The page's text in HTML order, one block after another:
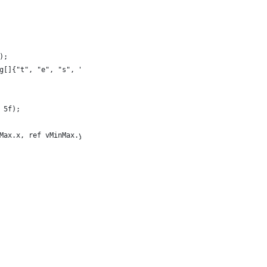
"e", "s", "t"}, new int[]{1, 3, 5, 7} );
5f);
ref vMinMax.y, 0.0f, 10.0f);